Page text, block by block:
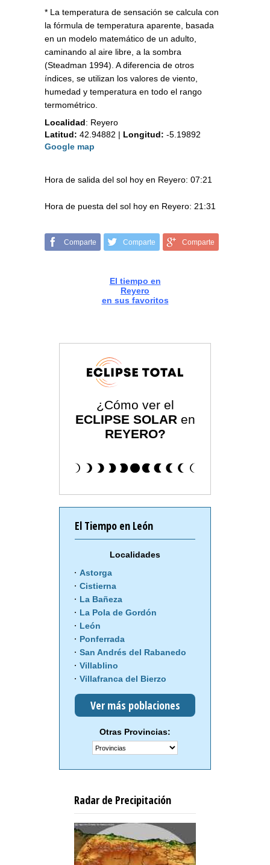
* La temperatura de sensación se calcula con
la fórmula de temperatura aparente, basada
en un modelo matemático de un adulto,
caminando al aire libre, a la sombra
(Steadman 1994). A diferencia de otros
índices, se utilizan los valores de viento,
humedad y temperatura en todo el rango
termométrico.
Localidad: Reyero
Latitud: 42.94882 | Longitud: -5.19892
Google map
Hora de salida del sol hoy en Reyero: 07:21
Hora de puesta del sol hoy en Reyero: 21:31
Comparte Comparte Comparte
El tiempo en
Reyero
en sus favoritos
¿Cómo ver el
ECLIPSE SOLAR en
REYERO?
El Tiempo en León
Localidades
Astorga
Cistierna
La Bañeza
La Pola de Gordón
León
Ponferrada
San Andrés del Rabanedo
Villablino
Villafranca del Bierzo
Ver más poblaciones
Otras Provincias:
Radar de Precipitación